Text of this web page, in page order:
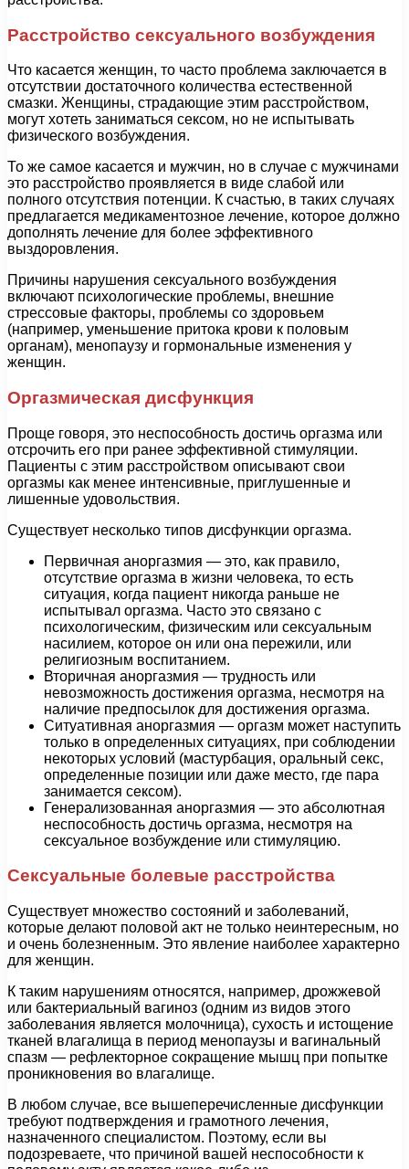
Расстройство сексуального возбуждения
Что касается женщин, то часто проблема заключается в
отсутствии достаточного количества естественной
смазки. Женщины, страдающие этим расстройством,
могут хотеть заниматься сексом, но не испытывать
физического возбуждения.
То же самое касается и мужчин, но в случае с мужчинами
это расстройство проявляется в виде слабой или
полного отсутствия потенции. К счастью, в таких случаях
предлагается медикаментозное лечение, которое должно
дополнять лечение для более эффективного
выздоровления.
Причины нарушения сексуального возбуждения
включают психологические проблемы, внешние
стрессовые факторы, проблемы со здоровьем
(например, уменьшение притока крови к половым
органам), менопаузу и гормональные изменения у
женщин.
Оргазмическая дисфункция
Проще говоря, это неспособность достичь оргазма или
отсрочить его при ранее эффективной стимуляции.
Пациенты с этим расстройством описывают свои
оргазмы как менее интенсивные, приглушенные и
лишенные удовольствия.
Существует несколько типов дисфункции оргазма.
Первичная аноргазмия — это, как правило,
отсутствие оргазма в жизни человека, то есть
ситуация, когда пациент никогда раньше не
испытывал оргазма. Часто это связано с
психологическим, физическим или сексуальным
насилием, которое он или она пережили, или
религиозным воспитанием.
Вторичная аноргазмия — трудность или
невозможность достижения оргазма, несмотря на
наличие предпосылок для достижения оргазма.
Ситуативная аноргазмия — оргазм может наступить
только в определенных ситуациях, при соблюдении
некоторых условий (мастурбация, оральный секс,
определенные позиции или даже место, где пара
занимается сексом).
Генерализованная аноргазмия — это абсолютная
неспособность достичь оргазма, несмотря на
сексуальное возбуждение или стимуляцию.
Сексуальные болевые расстройства
Существует множество состояний и заболеваний,
которые делают половой акт не только неинтересным, но
и очень болезненным. Это явление наиболее характерно
для женщин.
К таким нарушениям относятся, например, дрожжевой
или бактериальный вагиноз (одним из видов этого
заболевания является молочница), сухость и истощение
тканей влагалища в период менопаузы и вагинальный
спазм — рефлекторное сокращение мышц при попытке
проникновения во влагалище.
В любом случае, все вышеперечисленные дисфункции
требуют подтверждения и грамотного лечения,
назначенного специалистом. Поэтому, если вы
подозреваете, что причиной вашей неспособности к